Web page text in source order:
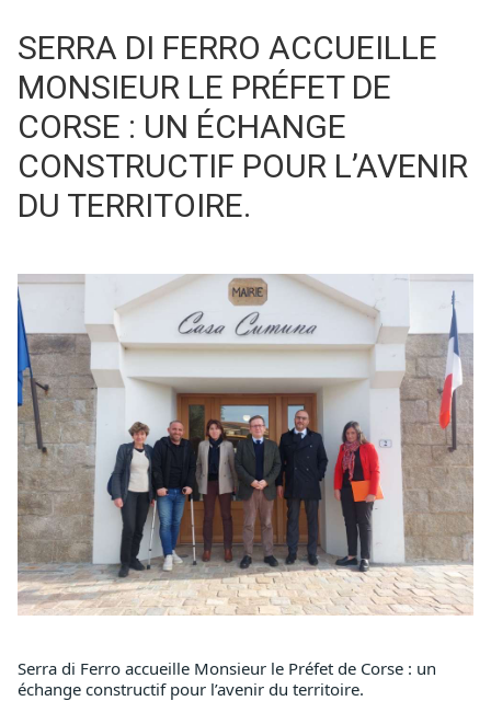
SERRA DI FERRO ACCUEILLE
MONSIEUR LE PRÉFET DE
CORSE : UN ÉCHANGE
CONSTRUCTIF POUR L’AVENIR
DU TERRITOIRE.
Serra di Ferro accueille Monsieur le Préfet de Corse : un
échange constructif pour l’avenir du territoire.